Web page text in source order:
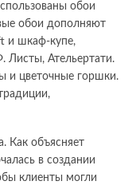
обои
обои дополняют
и шкаф-купе,
Ательертати.
и цветочные горшки.
Как объясняет
в создании
клиенты могли